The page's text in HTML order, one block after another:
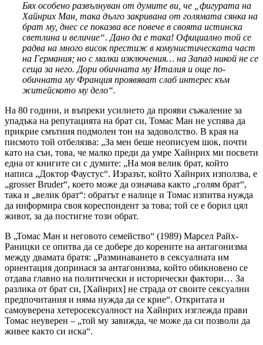
Бях особено развълнуван от думите ви, че „фигурата на
Хайнрих Ман, така дълго закривана от голямата сянка на
брат му, днес се показва все повече в своята истинска
светлина и величие“. Дано да е така! Официално той се
радва на много висок престиж в комунистическата част
на Германия; но с малки изключения… на Запад никой не се
сеща за него. Дори обичната му Италия и още по-
обичната му Франция проявяват слаб интерес към
житейското му дело“.
На 80 години, и въпреки усилието да прояви съжаление за
упадъка на репутацията на брат си, Томас Ман не успява да
прикрие смътния подмолен тон на задоволство. В края на
писмото той отбелязва: „За мен беше неописуем шок, почти
като на сън, това, че малко преди да умре Хайнрих ми посвети
една от книгите си с думите: „На моя велик брат, който
написа „Доктор Фаустус“. Изразът, който Хайнрих използва, е
„grosser Bruder“, което може да означава както „голям брат“,
така и „велик брат“: обратът е налице и Томас изпитва нужда
да информира своя кореспондент за това; той се е борил цял
живот, за да постигне този обрат.
В „Томас Ман и неговото семейство“ (1989) Марсел Райх-
Раницки се опитва да се добере до корените на антагонизма
между двамата братя: „Разминаването в сексуалната им
ориентация допринася за антагонизма, който обикновено се
отдава главно на политически и исторически фактори… За
разлика от брат си, [Хайнрих] не страда от своите сексуални
предпочитания и няма нужда да се крие“. Откритата и
самоуверена хетеросексуалност на Хайнрих изглежда прави
Томас неуверен – „той му завижда, че може да си позволи да
живее както си иска“.